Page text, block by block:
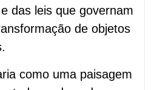
das leis que governam
de objetos
como uma paisagem